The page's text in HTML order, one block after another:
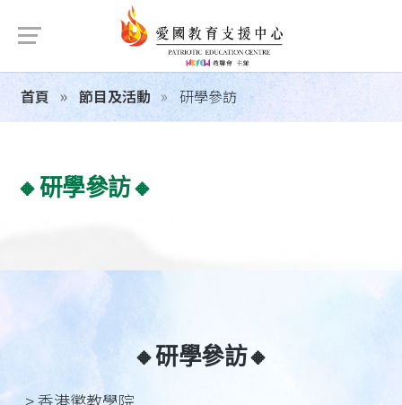
首頁 節目及活動 研學參訪
🔸研學參訪🔸
🔸研學參訪🔸